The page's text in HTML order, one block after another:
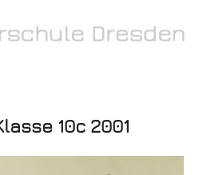
10c 2001